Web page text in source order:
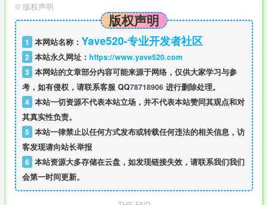
© 版权声明
版权声明
1 本网站名称： Yave520-专业开发者社区
2 本站永久网址： https://www.yave520.com
3 本网站的文章部分内容可能来源于网络，仅供大家学习与参
考，如有侵权，请联系客服 QQ78718906 进行删除处理。
4 本站一切资源不代表本站立场，并不代表本站赞同其观点和对
其真实性负责。
5 本站一律禁止以任何方式发布或转载任何违法的相关信息，访
客发现请向站长举报
6 本站资源大多存储在云盘，如发现链接失效，请联系我们我们
会第一时间更新。